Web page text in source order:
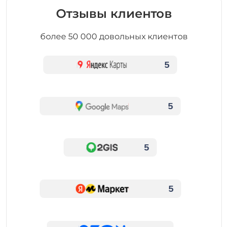
Отзывы клиентов
более 50 000 довольных клиентов
5
5
5
5